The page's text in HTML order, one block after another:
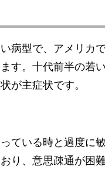
病型で、アメリカ
す。十代前半の若
が主症状です。
ている時と過度に
り、意思疎通が困